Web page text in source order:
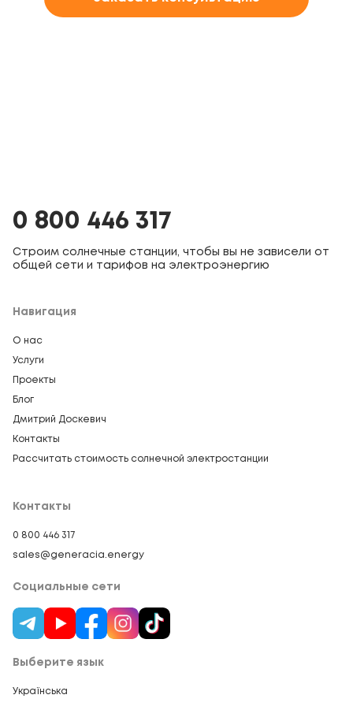
0 800 446 317
Строим солнечные станции, чтобы вы не зависели от
общей сети и тарифов на электроэнергию
Навигация
О нас
Услуги
Проекты
Блог
Дмитрий Доскевич
Контакты
Рассчитать стоимость солнечной электростанции
Контакты
0 800 446 317
sales@generacia.energy
Социальные сети
Выберите язык
Українська